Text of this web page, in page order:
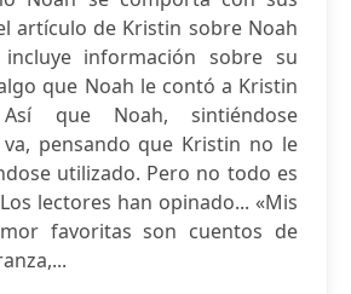
artículo de Kristin sobre Noah
información sobre su
que Noah le contó a Kristin
que Noah, sintiéndose
pensando que Kristin no le
utilizado. Pero no todo es
lectores han opinado... «Mis
favoritas son cuentos de